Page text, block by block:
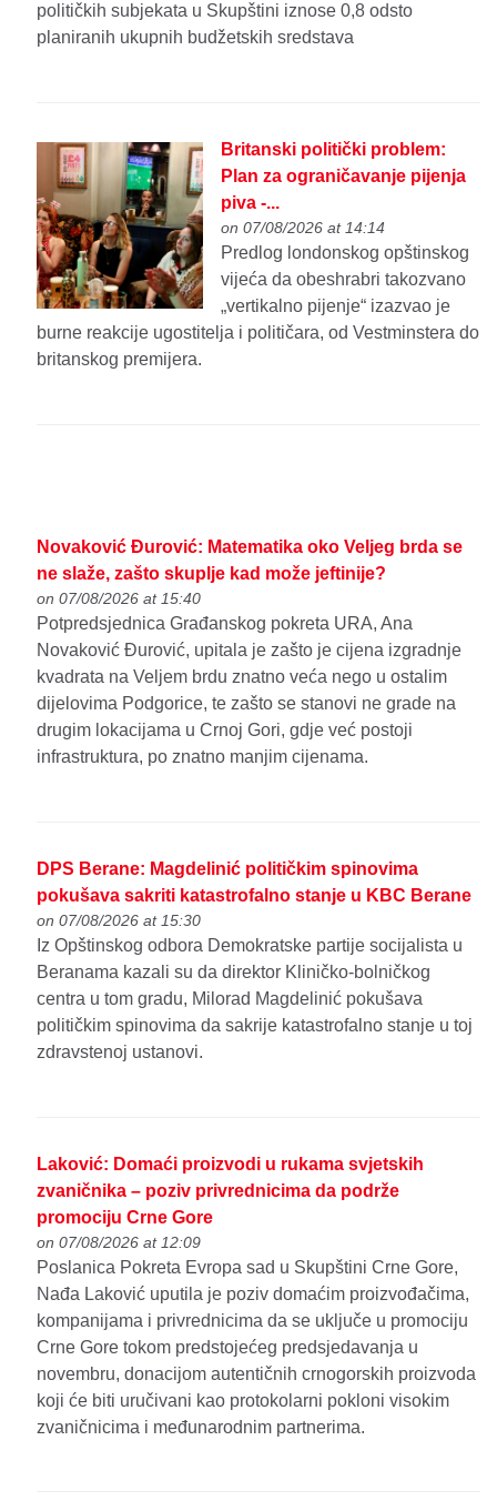
političkih subjekata u Skupštini iznose 0,8 odsto
planiranih ukupnih budžetskih sredstava
Britanski politički problem:
Plan za ograničavanje pijenja
piva -...
on 07/08/2026 at 14:14
Predlog londonskog opštinskog
vijeća da obeshrabri takozvano
„vertikalno pijenje“ izazvao je
burne reakcije ugostitelja i političara, od Vestminstera do
britanskog premijera.
Novaković Đurović: Matematika oko Veljeg brda se
ne slaže, zašto skuplje kad može jeftinije?
on 07/08/2026 at 15:40
Potpredsjednica Građanskog pokreta URA, Ana
Novaković Đurović, upitala je zašto je cijena izgradnje
kvadrata na Veljem brdu znatno veća nego u ostalim
dijelovima Podgorice, te zašto se stanovi ne grade na
drugim lokacijama u Crnoj Gori, gdje već postoji
infrastruktura, po znatno manjim cijenama.
DPS Berane: Magdelinić političkim spinovima
pokušava sakriti katastrofalno stanje u KBC Berane
on 07/08/2026 at 15:30
Iz Opštinskog odbora Demokratske partije socijalista u
Beranama kazali su da direktor Kliničko-bolničkog
centra u tom gradu, Milorad Magdelinić pokušava
političkim spinovima da sakrije katastrofalno stanje u toj
zdravstenoj ustanovi.
Laković: Domaći proizvodi u rukama svjetskih
zvaničnika – poziv privrednicima da podrže
promociju Crne Gore
on 07/08/2026 at 12:09
Poslanica Pokreta Evropa sad u Skupštini Crne Gore,
Nađa Laković uputila je poziv domaćim proizvođačima,
kompanijama i privrednicima da se uključe u promociju
Crne Gore tokom predstojećeg predsjedavanja u
novembru, donacijom autentičnih crnogorskih proizvoda
koji će biti uručivani kao protokolarni pokloni visokim
zvaničnicima i međunarodnim partnerima.